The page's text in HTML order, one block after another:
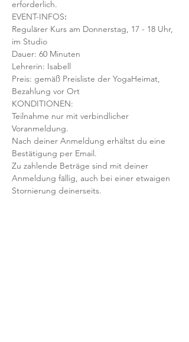
erforderlich.
EVENT-INFOS:
Regulärer Kurs am Donnerstag, 17 - 18 Uhr,
im Studio
Dauer: 60 Minuten
Lehrerin: Isabell
Preis: gemäß Preisliste der YogaHeimat,
Bezahlung vor Ort
KONDITIONEN:
Teilnahme nur mit verbindlicher
Voranmeldung.
Nach deiner Anmeldung erhältst du eine
Bestätigung per Email.
Zu zahlende Beträge sind mit deiner
Anmeldung fällig, auch bei einer etwaigen
Stornierung deinerseits.